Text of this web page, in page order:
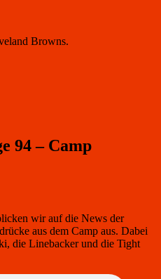
Browns.
94 – Camp
wir auf die News der
aus dem Camp aus. Dabei
die Linebacker und die Tight